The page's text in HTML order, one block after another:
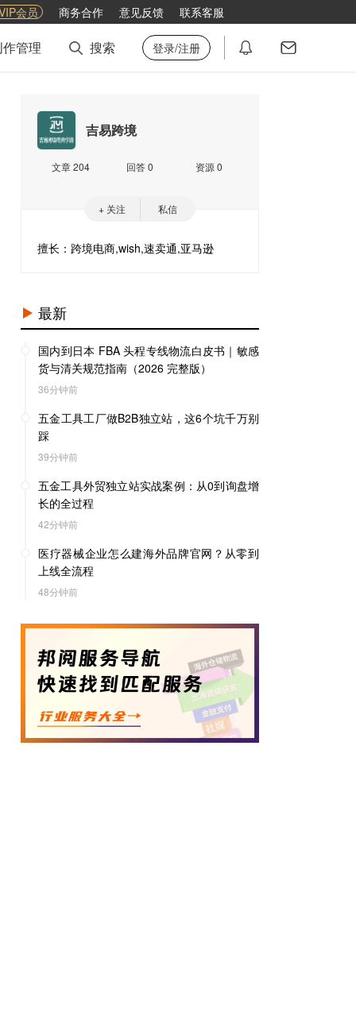
会员 商务合作 意见反馈 联系客服
管理 搜索 登录/注册
吉易跨境
文章 204 回答 0 资源 0
+ 关注 私信
擅长：跨境电商,wish,速卖通,亚马逊
最新
国内到日本 FBA 头程专线物流白皮书｜敏感
货与清关规范指南（2026 完整版）
36分钟前
五金工具工厂做B2B独立站，这6个坑千万别
踩
39分钟前
五金工具外贸独立站实战案例：从0到询盘增
长的全过程
42分钟前
医疗器械企业怎么建海外品牌官网？从零到
上线全流程
48分钟前